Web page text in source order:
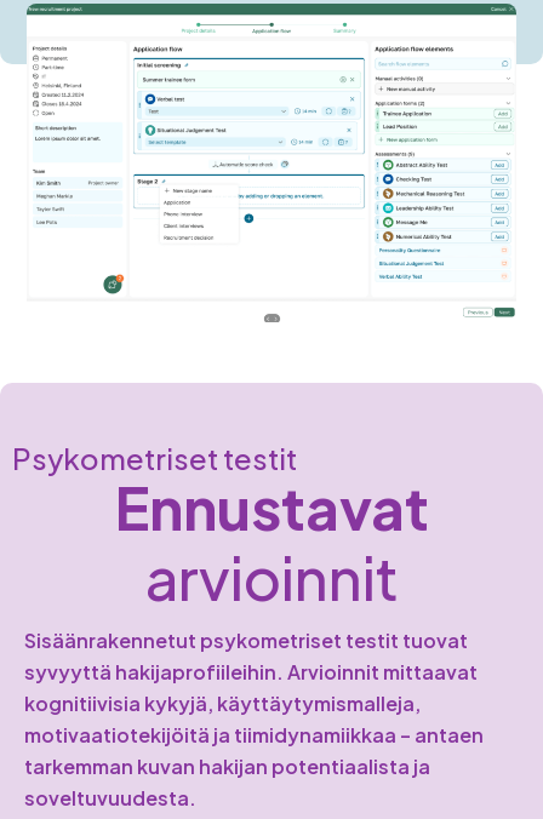
Psykometriset testit
Ennustavat
arvioinnit
Sisäänrakennetut psykometriset testit tuovat
syvyyttä hakijaprofiileihin. Arvioinnit mittaavat
kognitiivisia kykyjä, käyttäytymismalleja,
motivaatiotekijöitä ja tiimidynamiikkaa – antaen
tarkemman kuvan hakijan potentiaalista ja
soveltuvuudesta.